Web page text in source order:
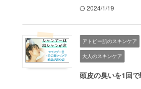
2024/1/19
アトピー肌のスキンケア
大人のスキンケア
頭皮の臭いを1回